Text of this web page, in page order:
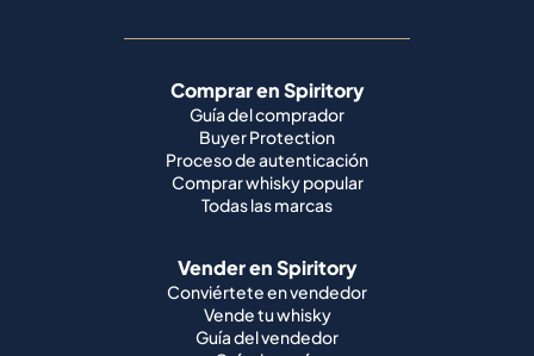
Comprar en Spiritory
Guía del comprador
Buyer Protection
Proceso de autenticación
Comprar whisky popular
Todas las marcas
Vender en Spiritory
Conviértete en vendedor
Vende tu whisky
Guía del vendedor